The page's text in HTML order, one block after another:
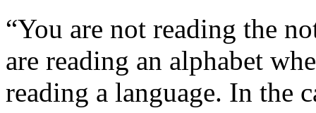
“You are not reading the
are reading an alphabet
reading a language. In the